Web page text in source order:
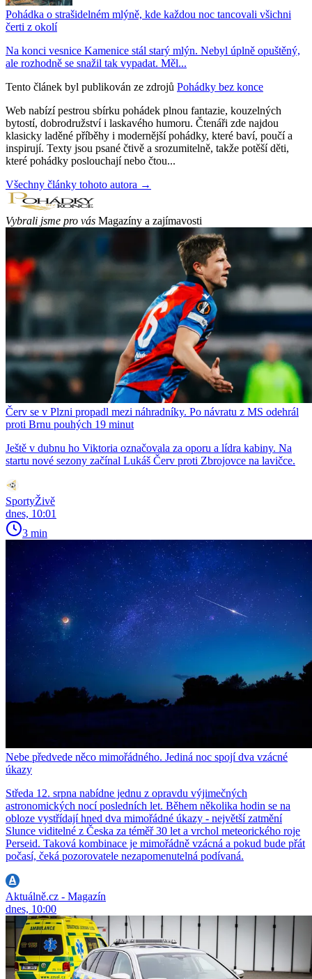
Pohádka o strašidelném mlýně, kde každou noc tancovali všichni
čerti z okolí
Na konci vesnice Kamenice stál starý mlýn. Nebyl úplně opuštěný,
ale rozhodně se snažil tak vypadat. Měl...
Tento článek byl publikován ze zdrojů Pohádky bez konce
Web nabízí pestrou sbírku pohádek plnou fantazie, kouzelných
bytostí, dobrodružství i laskavého humoru. Čtenáři zde najdou
klasicky laděné příběhy i modernější pohádky, které baví, poučí a
inspirují. Texty jsou psané čtivě a srozumitelně, takže potěší děti,
které pohádky poslouchají nebo čtou...
Všechny články tohoto autora →
Vybrali jsme pro vás Magazíny a zajímavosti
Červ se v Plzni propadl mezi náhradníky. Po návratu z MS odehrál
proti Brnu pouhých 19 minut
Ještě v dubnu ho Viktoria označovala za oporu a lídra kabiny. Na
startu nové sezony začínal Lukáš Červ proti Zbrojovce na lavičce.
SportyŽivě
dnes, 10:01
3 min
Nebe předvede něco mimořádného. Jediná noc spojí dva vzácné
úkazy
Středa 12. srpna nabídne jednu z opravdu výjimečných
astronomických nocí posledních let. Během několika hodin se na
obloze vystřídají hned dva mimořádné úkazy - největší zatmění
Slunce viditelné z Česka za téměř 30 let a vrchol meteorického roje
Perseid. Taková kombinace je mimořádně vzácná a pokud bude přát
počasí, čeká pozorovatele nezapomenutelná podívaná.
Aktuálně.cz - Magazín
dnes, 10:00